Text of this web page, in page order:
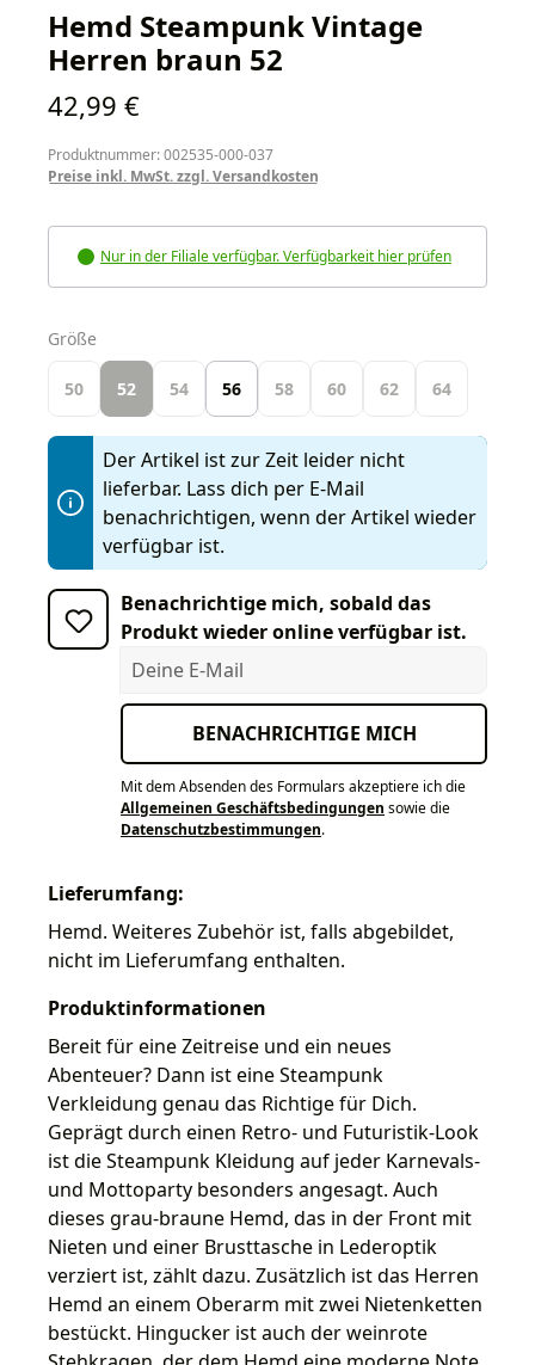
Hemd Steampunk Vintage
Herren braun 52
Regulärer Preis:
42,99 €
Produktnummer: 002535-000-037
Preise inkl. MwSt. zzgl. Versandkosten
Nur in der Filiale verfügbar. Verfügbarkeit hier prüfen
Größe
50 52 54 56 58 60 62 64
Der Artikel ist zur Zeit leider nicht
lieferbar. Lass dich per E-Mail
benachrichtigen, wenn der Artikel wieder
verfügbar ist.
Benachrichtige mich, sobald das
Produkt wieder online verfügbar ist.
Deine E-Mail
BENACHRICHTIGE MICH
Mit dem Absenden des Formulars akzeptiere ich die
Allgemeinen Geschäftsbedingungen sowie die
Datenschutzbestimmungen.
Lieferumfang:
Hemd. Weiteres Zubehör ist, falls abgebildet,
nicht im Lieferumfang enthalten.
Produktinformationen
Bereit für eine Zeitreise und ein neues
Abenteuer? Dann ist eine Steampunk
Verkleidung genau das Richtige für Dich.
Geprägt durch einen Retro- und Futuristik-Look
ist die Steampunk Kleidung auf jeder Karnevals-
und Mottoparty besonders angesagt. Auch
dieses grau-braune Hemd, das in der Front mit
Nieten und einer Brusttasche in Lederoptik
verziert ist, zählt dazu. Zusätzlich ist das Herren
Hemd an einem Oberarm mit zwei Nietenketten
bestückt. Hingucker ist auch der weinrote